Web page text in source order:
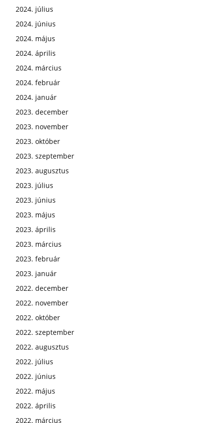
2024. július
2024. június
2024. május
2024. április
2024. március
2024. február
2024. január
2023. december
2023. november
2023. október
2023. szeptember
2023. augusztus
2023. július
2023. június
2023. május
2023. április
2023. március
2023. február
2023. január
2022. december
2022. november
2022. október
2022. szeptember
2022. augusztus
2022. július
2022. június
2022. május
2022. április
2022. március